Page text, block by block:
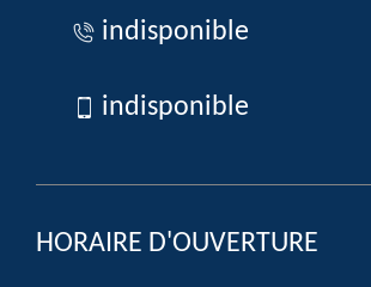
indisponible
indisponible
HORAIRE D'OUVERTURE